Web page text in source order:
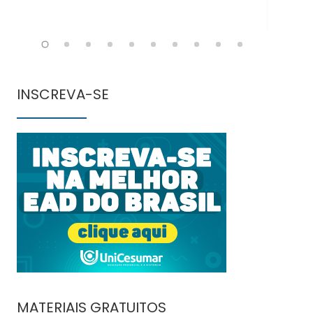
INSCREVA-SE
MATERIAIS GRATUITOS